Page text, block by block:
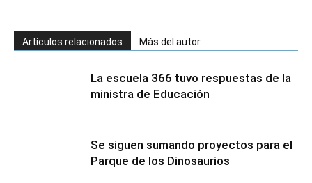
Artículos relacionados Más del autor
La escuela 366 tuvo respuestas de la
ministra de Educación
Se siguen sumando proyectos para el
Parque de los Dinosaurios